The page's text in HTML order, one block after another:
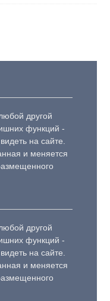
другой
функций -
на сайте.
и меняется
другой
функций -
на сайте.
и меняется